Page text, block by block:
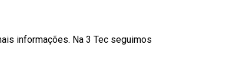
informações. Na 3 Tec seguimos